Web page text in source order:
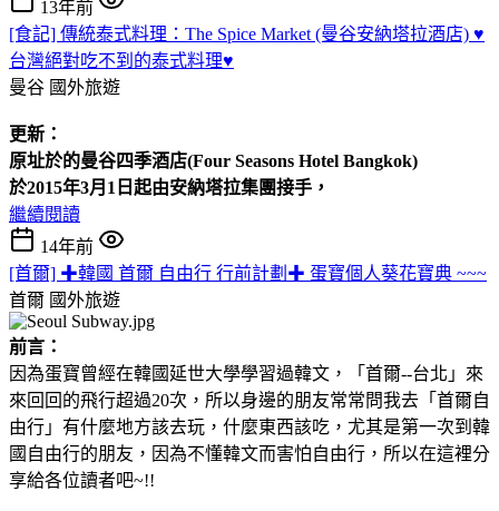
13年前
[食記] 傳統泰式料理：The Spice Market (曼谷安納塔拉酒店) ♥
台灣絕對吃不到的泰式料理♥
曼谷 國外旅遊
更新：
原址於的曼谷四季酒店(Four Seasons Hotel Bangkok)
於2015年3月1日起由安納塔拉集團接手，
繼續閱讀
14年前
[首爾] ✚韓國 首爾 自由行 行前計劃✚ 蛋寶個人葵花寶典 ~~~
首爾 國外旅遊
前言：
因為蛋寶曾經在韓國延世大學學習過韓文，「首爾--台北」來
來回回的飛行超過20次，所以身邊的朋友常常問我去「首爾自
由行」有什麼地方該去玩，什麼東西該吃，尤其是第一次到韓
國自由行的朋友，因為不懂韓文而害怕自由行，所以在這裡分
享給各位讀者吧~!!